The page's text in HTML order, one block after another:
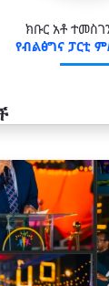
ክቡር አቶ
የብልፅግና ፓርቲ